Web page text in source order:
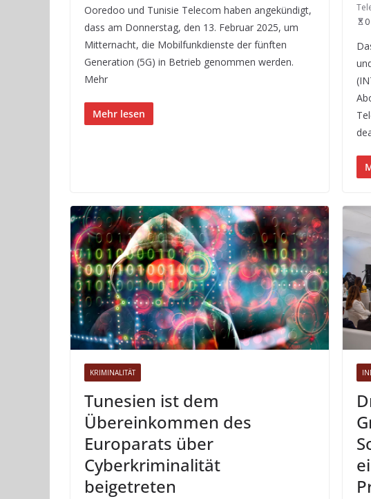
Ooredoo und Tunisie Telecom haben angekündigt,
dass am Donnerstag, den 13. Februar 2025, um
Mitternacht, die Mobilfunkdienste der fünften
Generation (5G) in Betrieb genommen werden.
Mehr
Mehr lesen
KRIMINALITÄT
Tunesien ist dem
Übereinkommen des
Europarats über
Cyberkriminalität
beigetreten